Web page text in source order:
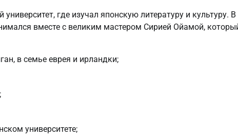
где изучал японскую литературу и культуру. В
вместе с великим мастером Сирией Ойамой,
в семье еврея и ирландки;
университете;